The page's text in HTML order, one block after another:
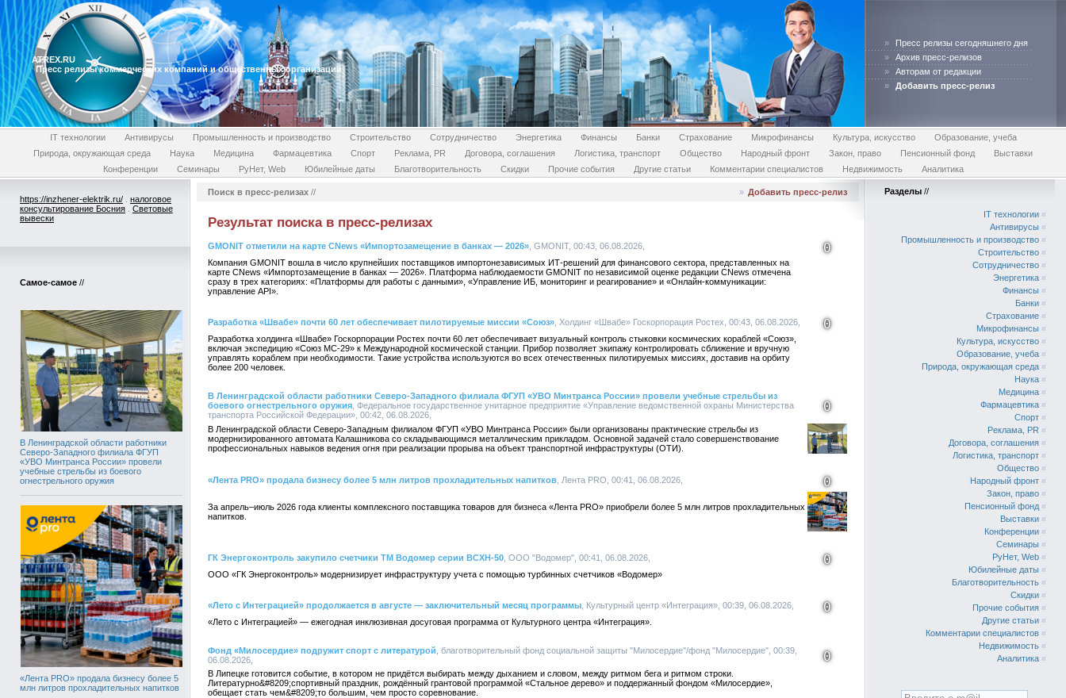
ATREX.RU
Пресс релизы коммерческих компаний и общественных организаций
»
Пресс релизы сегодняшнего дня
»
Архив пресс-релизов
»
Авторам от редакции
»
Добавить пресс-релиз
IT технологии Антивирусы Промышленность и производство Строительство Сотрудничество Энергетика Финансы Банки Страхование Микрофинансы Культура, искусство
Образование, учеба
Природа, окружающая среда
Наука Медицина Фармацевтика Спорт Реклама, PR Договора, соглашения Логистика, транспорт Общество Народный фронт Закон, право Пенсионный фонд
Выставки
Конференции
Семинары РуНет, Web Юбилейные даты Благотворительность Скидки Прочие события Другие статьи Комментарии специалистов Недвижимость Аналитика
https://inzhener-elektrik.ru/
налоговое
консультирование Босния
Световые
вывески
Самое-самое //
В Ленинградской области работники
Северо-Западного филиала ФГУП
«УВО Минтранса России» провели
учебные стрельбы из боевого
огнестрельного оружия
«Лента PRO» продала бизнесу более 5
млн литров прохладительных напитков
Поиск в пресс-релизах // » Добавить пресс-релиз
Результат поиска в пресс-релизах
GMONIT отметили на карте CNews «Импортозамещение в банках — 2026» , GMONIT, 00:43, 06.08.2026, 0
Компания GMONIT вошла в число крупнейших поставщиков импортонезависимых ИТ-решений для финансового сектора, представленных на
карте CNews «Импортозамещение в банках — 2026». Платформа наблюдаемости GMONIT по независимой оценке редакции CNews отмечена
сразу в трех категориях: «Платформы для работы с данными», «Управление ИБ, мониторинг и реагирование» и «Онлайн-коммуникации:
управление API».
Разработка «Швабе» почти 60 лет обеспечивает пилотируемые миссии «Союз» , Холдинг «Швабе» Госкорпорация Ростех, 00:43, 06.08.2026, 0
Разработка холдинга «Швабе» Госкорпорации Ростех почти 60 лет обеспечивает визуальный контроль стыковки космических кораблей «Союз»,
включая экспедицию «Союз МС-29» к Международной космической станции. Прибор позволяет экипажу контролировать сближение и вручную
управлять кораблем при необходимости. Такие устройства используются во всех отечественных пилотируемых миссиях, доставив на орбиту
более 200 человек.
В Ленинградской области работники Северо-Западного филиала ФГУП «УВО Минтранса России» провели учебные стрельбы из
боевого огнестрельного оружия , Федеральное государственное унитарное предприятие «Управление ведомственной охраны Министерства
транспорта Российской Федерации», 00:42, 06.08.2026,
0
В Ленинградской области Северо-Западным филиалом ФГУП «УВО Минтранса России» были организованы практические стрельбы из
модернизированного автомата Калашникова со складывающимся металлическим прикладом. Основной задачей стало совершенствование
профессиональных навыков ведения огня при реализации прорыва на объект транспортной инфраструктуры (ОТИ).
«Лента PRO» продала бизнесу более 5 млн литров прохладительных напитков , Лента PRO, 00:41, 06.08.2026, 0
За апрель–июль 2026 года клиенты комплексного поставщика товаров для бизнеса «Лента PRO» приобрели более 5 млн литров прохладительных
напитков.
ГК Энергоконтроль закупило счетчики ТМ Водомер серии ВСХН-50 , ООО "Водомер", 00:41, 06.08.2026, 0
ООО «ГК Энергоконтроль» модернизирует инфраструктуру учета с помощью турбинных счетчиков «Водомер»
«Лето с Интеграцией» продолжается в августе — заключительный месяц программы , Культурный центр «Интеграция», 00:39, 06.08.2026, 0
«Лето с Интеграцией» — ежегодная инклюзивная досуговая программа от Культурного центра «Интеграция».
Фонд «Милосердие» подружит спорт с литературой , благотворительный фонд социальной защиты "Милосердие"/фонд "Милосердие", 00:39,
06.08.2026,
0
В Липецке готовится событие, в котором не придётся выбирать между дыханием и словом, между ритмом бега и ритмом строки.
Литературно&#8209;спортивный праздник, рождённый грантовой программой «Стальное дерево» и поддержанный фондом «Милосердие»,
обещает стать чем&#8209;то большим, чем просто соревнование.
Разделы //
IT технологии «
Антивирусы «
Промышленность и производство «
Строительство «
Сотрудничество «
Энергетика «
Финансы «
Банки «
Страхование «
Микрофинансы «
Культура, искусство «
Образование, учеба «
Природа, окружающая среда «
Наука «
Медицина «
Фармацевтика «
Спорт «
Реклама, PR «
Договора, соглашения «
Логистика, транспорт «
Общество «
Народный фронт «
Закон, право «
Пенсионный фонд «
Выставки «
Конференции «
Семинары «
РуНет, Web «
Юбилейные даты «
Благотворительность «
Скидки «
Прочие события «
Другие статьи «
Комментарии специалистов «
Недвижимость «
Аналитика «